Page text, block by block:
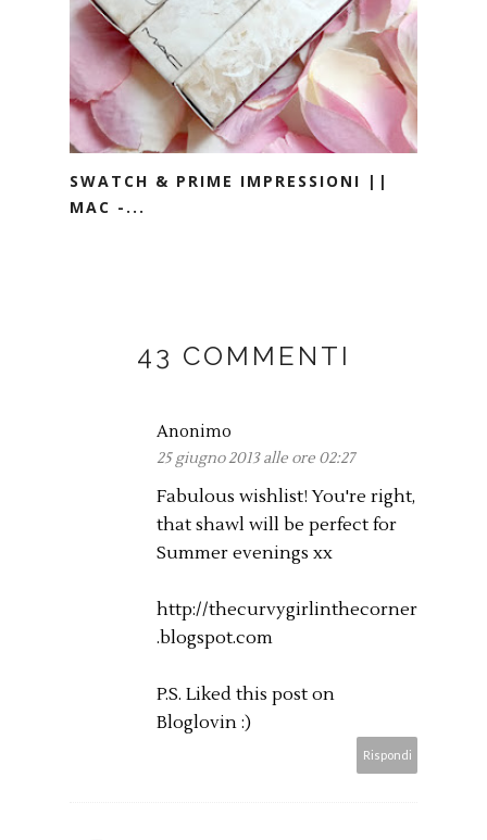
SWATCH & PRIME IMPRESSIONI ||
MAC -...
43 COMMENTI
Anonimo
25 giugno 2013 alle ore 02:27
Fabulous wishlist! You're right,
that shawl will be perfect for
Summer evenings xx
http://thecurvygirlinthecorner
.blogspot.com
P.S. Liked this post on
Bloglovin :)
Rispondi